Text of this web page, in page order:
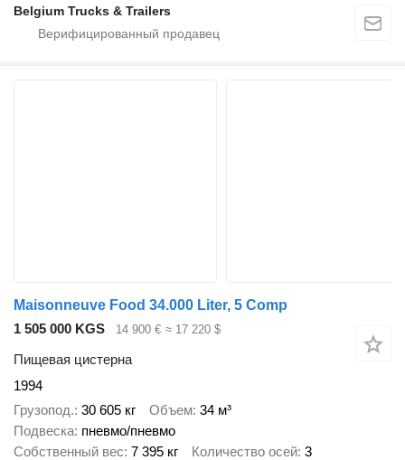
Belgium Trucks & Trailers
Maisonneuve Food 34.000 Liter, 5 Comp
1 505 000 KGS
14 900 € ≈ 17 220 $
Пищевая цистерна
1994
Грузопод. 30 605 кг Объем 34 м³
Подвеска пневмо/пневмо
Собственный вес 7 395 кг Количество осей 3